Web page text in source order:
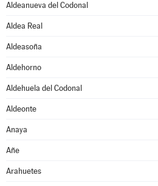
Aldeanueva del Codonal
Aldea Real
Aldeasoña
Aldehorno
Aldehuela del Codonal
Aldeonte
Anaya
Añe
Arahuetes